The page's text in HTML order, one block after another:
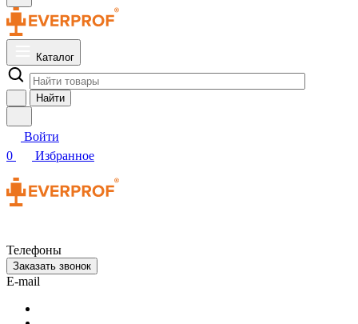
Каталог
Найти
Войти
0
Избранное
Телефоны
Заказать звонок
E-mail